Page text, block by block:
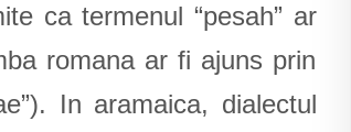
ca termenul “pesah” ar
romana ar fi ajuns prin
In aramaica, dialectul